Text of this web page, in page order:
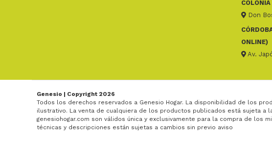
COLONIA
Don
ONLINE)
Av.
Genesio | Copyright 2026
Todos los derechos reservados a Genesio Hogar. La disponibilidad de los
ilustrativo. La venta de cualquiera de los productos publicados está sujeta
genesiohogar.com son válidos única y exclusivamente para la compra de los
técnicas y descripciones están sujetas a cambios sin previo aviso